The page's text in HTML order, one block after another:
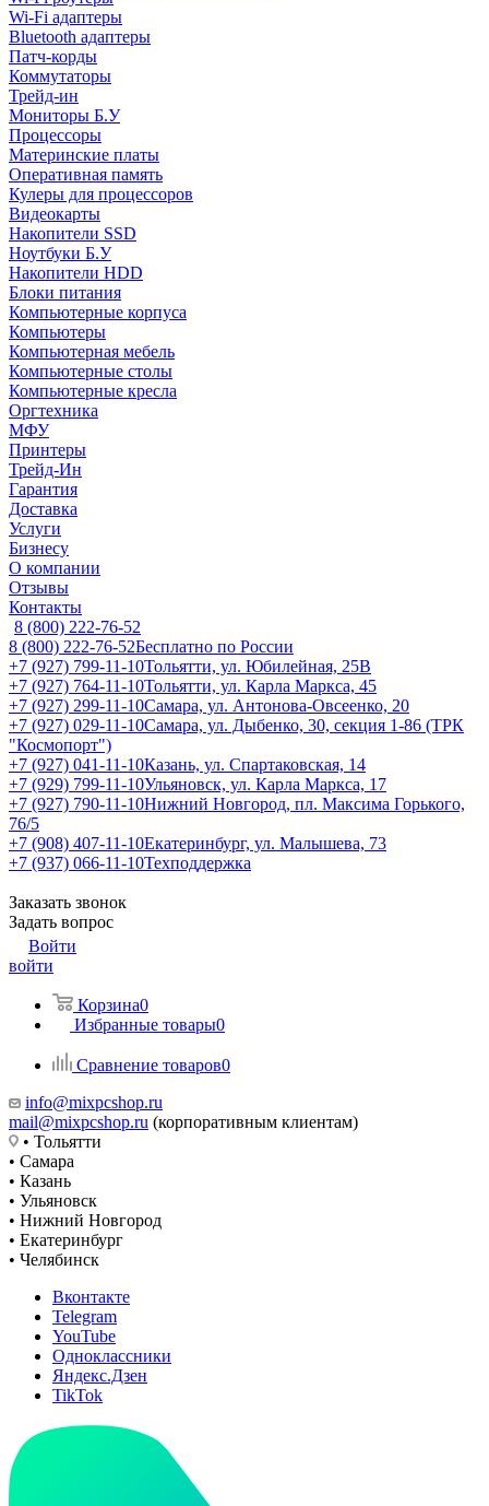
Wi-Fi адаптеры
Bluetooth адаптеры
Патч-корды
Коммутаторы
Трейд-ин
Мониторы Б.У
Процессоры
Материнские платы
Оперативная память
Кулеры для процессоров
Видеокарты
Накопители SSD
Ноутбуки Б.У
Накопители HDD
Блоки питания
Компьютерные корпуса
Компьютеры
Компьютерная мебель
Компьютерные столы
Компьютерные кресла
Оргтехника
МФУ
Принтеры
Трейд-Ин
Гарантия
Доставка
Услуги
Бизнесу
О компании
Отзывы
Контакты
8 (800) 222-76-52
8 (800) 222-76-52Бесплатно по России
+7 (927) 799-11-10Тольятти, ул. Юбилейная, 25В
+7 (927) 764-11-10Тольятти, ул. Карла Маркса, 45
+7 (927) 299-11-10Самара, ул. Антонова-Овсеенко, 20
+7 (927) 029-11-10Самара, ул. Дыбенко, 30, секция 1-86 (ТРК
"Космопорт")
+7 (927) 041-11-10Казань, ул. Спартаковская, 14
+7 (929) 799-11-10Ульяновск, ул. Карла Маркса, 17
+7 (927) 790-11-10Нижний Новгород, пл. Максима Горького,
76/5
+7 (908) 407-11-10Екатеринбург, ул. Малышева, 73
+7 (937) 066-11-10Техподдержка
Заказать звонок
Задать вопрос
Войти
войти
Корзина0
Избранные товары0
Сравнение товаров0
info@mixpcshop.ru
mail@mixpcshop.ru (корпоративным клиентам)
• Тольятти
• Самара
• Казань
• Ульяновск
• Нижний Новгород
• Екатеринбург
• Челябинск
Вконтакте
Telegram
YouTube
Одноклассники
Яндекс.Дзен
TikTok